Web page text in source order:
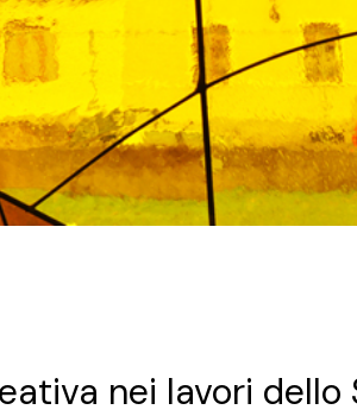
nei lavori dello